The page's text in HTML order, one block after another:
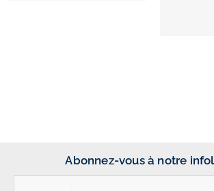
Abonnez-vous à notre